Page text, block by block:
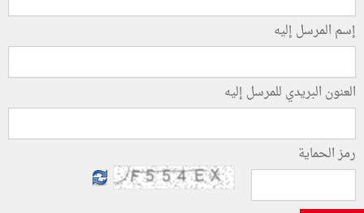
إسم المرسل إليه
العنون البريدي للمرسل إليه
رمز الحماية